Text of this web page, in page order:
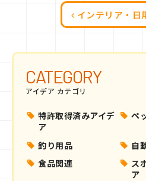
インテリア・日
CATEGORY
アイデア カテゴリ
特許取得済みアイデ
ア
ペ
釣り用品
自
食品関連
ス
ア